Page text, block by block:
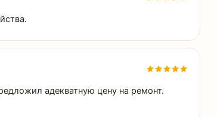
адекватную цену на ремонт.